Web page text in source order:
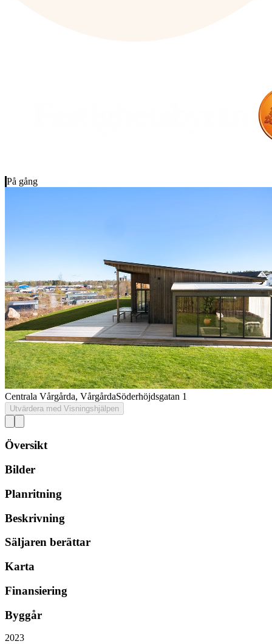
På gång
Centrala Vårgårda, VårgårdaSöderhöjdsgatan 1
Utvärdera med Visningshjälpen
Översikt
Bilder
Planritning
Beskrivning
Säljaren berättar
Karta
Finansiering
Byggår
2023